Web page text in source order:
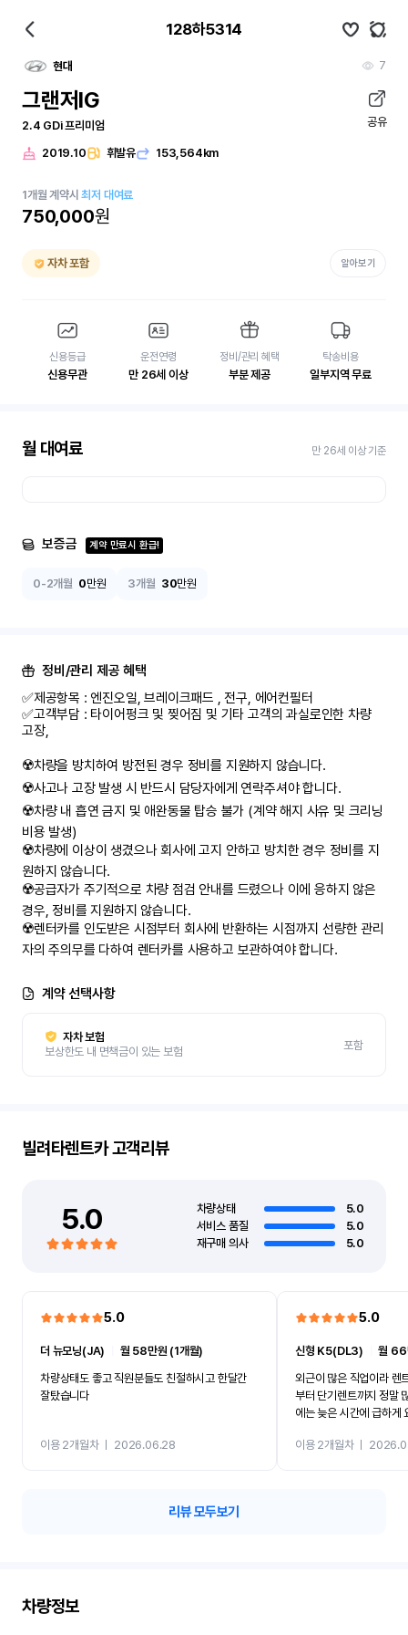
128하5314
현대 7
그랜저IG
2.4 GDi 프리미엄 공유
2019.10 휘발유 153,564km
1개월 계약시최저 대여료
750,000원
자차 포함 알아보기
신용등급
신용무관
운전연령
만 26세 이상
정비/관리 혜택
부분 제공
탁송비용
일부지역 무료
월 대여료 만 26세 이상 기준
보증금 계약 만료시 환급!
0-2개월 0만원 3개월 30만원
정비/관리 제공 혜택
✅제공항목 : 엔진오일, 브레이크패드 , 전구, 에어컨필터
✅고객부담 : 타이어펑크 및 찢어짐 및 기타 고객의 과실로인한 차량
고장,
☢️차량을 방치하여 방전된 경우 정비를 지원하지 않습니다.
☢️사고나 고장 발생 시 반드시 담당자에게 연락주셔야 합니다.
☢️차량 내 흡연 금지 및 애완동물 탑승 불가 (계약 해지 사유 및 크리닝
비용 발생)
☢️차량에 이상이 생겼으나 회사에 고지 안하고 방치한 경우 정비를 지
원하지 않습니다.
☢️공급자가 주기적으로 차량 점검 안내를 드렸으나 이에 응하지 않은
경우, 정비를 지원하지 않습니다.
☢️렌터카를 인도받은 시점부터 회사에 반환하는 시점까지 선량한 관리
계약 선택사항
자차 보험
보상한도 내 면책금이 있는 보험
포함
빌려타렌트카고객리뷰
5.0 차량상태
5.0
서비스 품질
5.0
재구매 의사
5.0
5.0
더 뉴모닝(JA)
월 58만원 (1개월)
차량상태도 좋고 직원분들도 친절하시고 한달간
잘탔습니다
이용 2개월차ㅣ 2026.06.28
5.0
신형 K5(DL3) ㅣ월 66
외근이 많은 직업이라 렌
부터 단기렌트까지 정말
에는 늦은 시간에 급하게
무엇보다 직원분들의 친
이용 2개월차ㅣ
리뷰 모두보기
차량정보